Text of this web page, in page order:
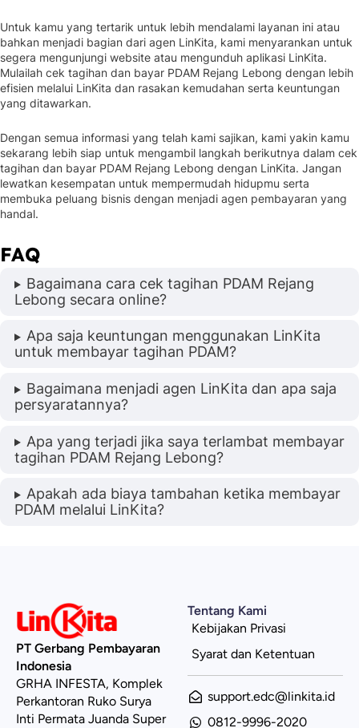
Untuk kamu yang tertarik untuk lebih mendalami layanan ini atau
bahkan menjadi bagian dari agen LinKita, kami menyarankan untuk
segera mengunjungi website atau mengunduh aplikasi LinKita.
Mulailah cek tagihan dan bayar PDAM Rejang Lebong dengan lebih
efisien melalui LinKita dan rasakan kemudahan serta keuntungan
yang ditawarkan.
Dengan semua informasi yang telah kami sajikan, kami yakin kamu
sekarang lebih siap untuk mengambil langkah berikutnya dalam cek
tagihan dan bayar PDAM Rejang Lebong dengan LinKita. Jangan
lewatkan kesempatan untuk mempermudah hidupmu serta
membuka peluang bisnis dengan menjadi agen pembayaran yang
handal.
FAQ
Bagaimana cara cek tagihan PDAM Rejang
Lebong secara online?
Apa saja keuntungan menggunakan LinKita
untuk membayar tagihan PDAM?
Bagaimana menjadi agen LinKita dan apa saja
persyaratannya?
Apa yang terjadi jika saya terlambat membayar
tagihan PDAM Rejang Lebong?
Apakah ada biaya tambahan ketika membayar
PDAM melalui LinKita?
PT Gerbang Pembayaran
Indonesia
GRHA INFESTA, Komplek
Perkantoran Ruko Surya
Inti Permata Juanda Super
Tentang Kami
Kebijakan Privasi
Syarat dan Ketentuan
support.edc@linkita.id
0812-9996-2020